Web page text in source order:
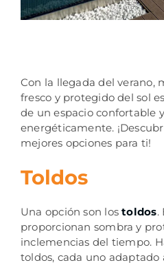
Con la llegada del verano,
fresco y protegido del sol
de un espacio confortable
energéticamente.
mejores opciones para ti!
Toldos
Una opción son lostoldos.
proporcionan sombra y
inclemencias del tiempo.
toldos, cada uno adaptado